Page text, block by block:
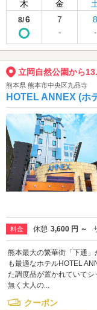
木 金
8/6
7
-
8
-
立岡自然公園から
熊本県 熊本市中央区九品寺
HOTEL ANNEX (ホ
料金 休憩 3,600 円 ～
熊本最大の繁華街「下通
も最適なホテルHOTEL
た調度品が置かれていて
無く大人の...
クーポン